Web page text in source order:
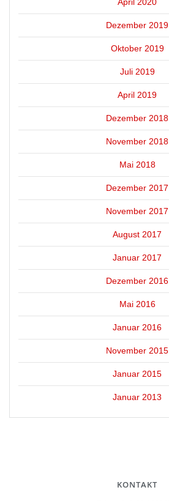
April 2020
Dezember 2019
Oktober 2019
Juli 2019
April 2019
Dezember 2018
November 2018
Mai 2018
Dezember 2017
November 2017
August 2017
Januar 2017
Dezember 2016
Mai 2016
Januar 2016
November 2015
Januar 2015
Januar 2013
KONTAKT